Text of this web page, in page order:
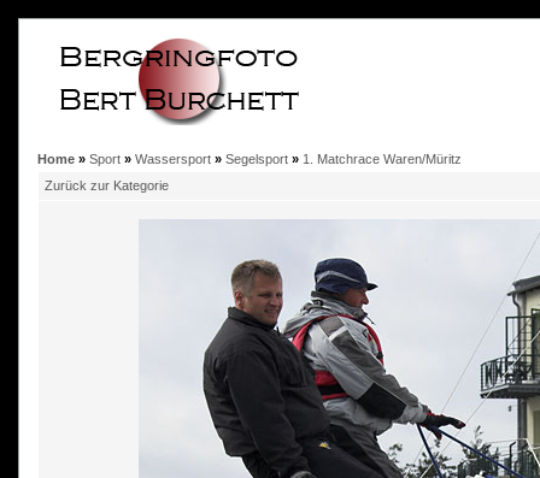
Home » Sport » Wassersport » Segelsport » 1. Matchrace Waren/Müritz
Zurück zur Kategorie